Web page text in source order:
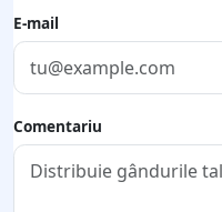
E-mail
Comentariu